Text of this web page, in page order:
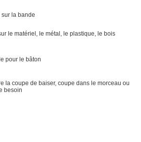
sur la bande
le matériel, le métal, le plastique, le bois
pour le bâton
la coupe de baiser, coupe dans le morceau ou
besoin